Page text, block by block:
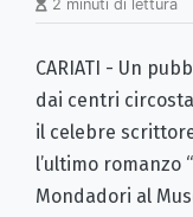
2 minuti di lettura
CARIATI - Un
dai centri
il celebre
l’ultimo romanzo
Mondadori al